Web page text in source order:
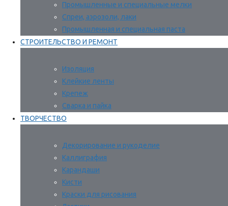
Промышленные и специальные мелки
Спреи, аэрозоли, лаки
Промышленная и специальная паста
СТРОИТЕЛЬСТВО И РЕМОНТ
Изоляция
Клейкие ленты
Крепеж
Сварка и пайка
ТВОРЧЕСТВО
Декорирование и рукоделие
Каллиграфия
Карандаши
Кисти
Краски для рисования